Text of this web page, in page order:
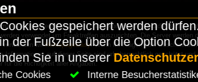
Lasershowtechnik. Wir sind nicht kommerziell und die Banner
verwendet um Freaktreffen auszurichten. Die Server werden
verwenden wirHomepageEasy. Wenn Ihr Fragen oder
Informationen auf dieser Seite sind urheberrechtlich geschützt
für die Richtigkeit aller Angaben.
gespeichert werden
der Fußzeile über die Option
Sie in unserer
Cookies Interne